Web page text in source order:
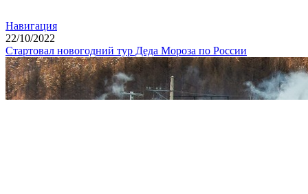
Навигация
22/10/2022
Стартовал новогодний тур Деда Мороза по России